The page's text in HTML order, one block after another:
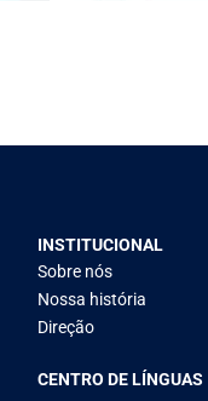
INSTITUCIONAL
Sobre nós
Nossa história
Direção
CENTRO DE LÍNGUAS